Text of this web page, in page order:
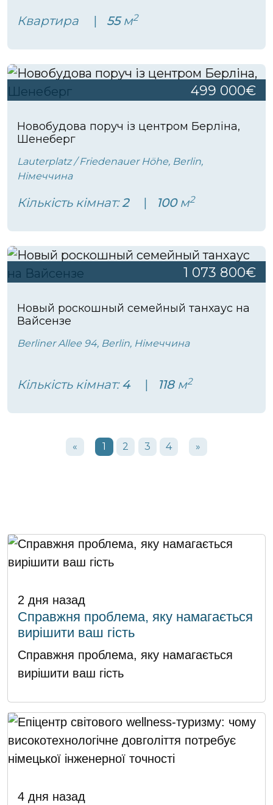
Квартира 55м2
499 000€
Новобудова поруч із центром Берліна,
Шенеберг
Lauterplatz / Friedenauer Höhe, Berlin,
Німеччина
Кількість кімнат:2 100м2
1 073 800€
Новый роскошный семейный танхаус на
Вайсензе
Berliner Allee 94, Berlin, Німеччина
Кількість кімнат:4 118м2
« 1 2 3 4 »
2 дня назад
Справжня проблема, яку намагається
вирішити ваш гість
Справжня проблема, яку намагається
вирішити ваш гість
4 дня назад